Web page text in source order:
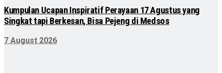
Kumpulan Ucapan Inspiratif Perayaan 17 Agustus yang
Singkat tapi Berkesan, Bisa Pejeng di Medsos
7 August 2026